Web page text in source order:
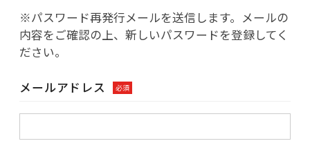
※パスワード再発行メールを送信します。メールの
内容をご確認の上、新しいパスワードを登録してく
ださい。
メールアドレス 必須